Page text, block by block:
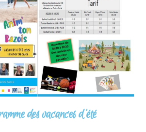
des vacances d'été